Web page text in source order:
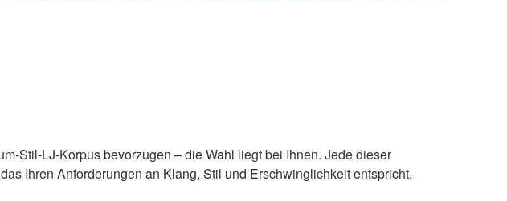
Stil-LJ-Korpus bevorzugen – die Wahl liegt bei Ihnen. Jede dieser
Ihren Anforderungen an Klang, Stil und Erschwinglichkeit entspricht.